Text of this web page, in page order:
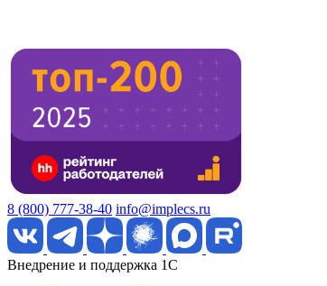
8 (800) 777-38-40 info@implecs.ru
Внедрение и поддержка 1C